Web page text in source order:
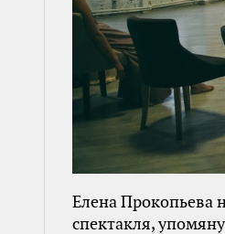
Елена Прокопьева
спектакля,